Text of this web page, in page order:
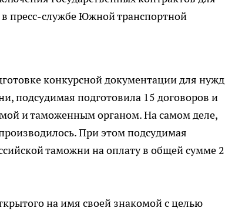
пресс-службе Южной транспортной
конкурсной документации для нужд
подсудимая подготовила 15 договоров и
и таможенным органом. На самом деле,
При этом подсудимая
таможни на оплату в общей сумме 2
на имя своей знакомой с целью